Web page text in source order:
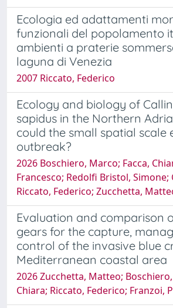
Ecologia ed adattamenti
funzionali del popolamento
ambienti a praterie
laguna di Venezia
2007 Riccato, Federico
Ecology and biology of
sapidus in the Northern
could the small spatial scale
outbreak?
2026 Boschiero, Marco; Facca,
Francesco; Redolfi Bristol, Simone;
Riccato, Federico; Zucchetta,
Evaluation and comparison
gears for the capture,
control of the invasive blue
Mediterranean coastal area
2026 Zucchetta, Matteo;
Chiara; Riccato, Federico; Franzoi,